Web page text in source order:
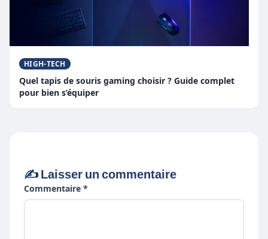
HIGH-TECH
Quel tapis de souris gaming choisir ? Guide complet
pour bien s’équiper
✍️ Laisser un commentaire
Commentaire *